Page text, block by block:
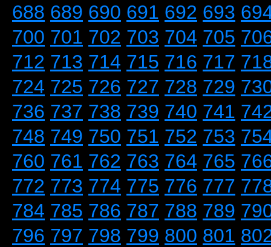
688 689 690 691 692 693
700 701 702 703 704 705
712 713 714 715 716 717
724 725 726 727 728 729
736 737 738 739 740 741
748 749 750 751 752 753
760 761 762 763 764 765
772 773 774 775 776 777
784 785 786 787 788 789
796 797 798 799 800 801